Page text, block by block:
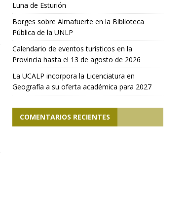
Luna de Esturión
Borges sobre Almafuerte en la Biblioteca
Pública de la UNLP
Calendario de eventos turísticos en la
Provincia hasta el 13 de agosto de 2026
La UCALP incorpora la Licenciatura en
Geografía a su oferta académica para 2027
COMENTARIOS RECIENTES